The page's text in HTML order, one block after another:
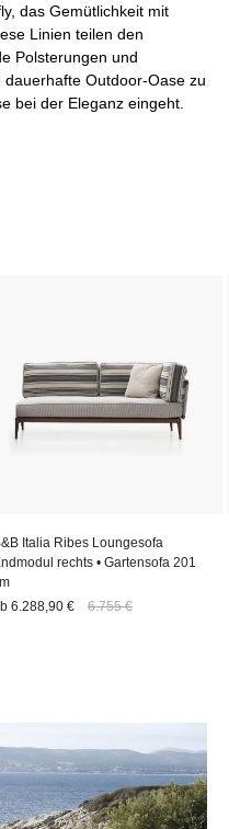
das Gemütlichkeit mit
Linien teilen den
Polsterungen und
Outdoor-Oase zu
bei der Eleganz eingeht.
Italia Ribes Loungesofa
rechts • Gartensofa 201
6.288,90 € 6.755 €